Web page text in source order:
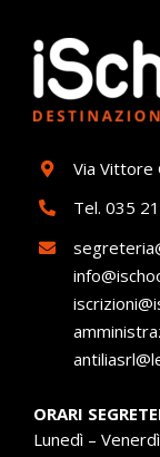
Via Vittore
Tel. 035
ORARI
Lunedì –